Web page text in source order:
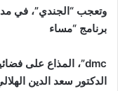
وتعجب “الجندي”، في
برنامج “مساء
الدكتور سعد الدين